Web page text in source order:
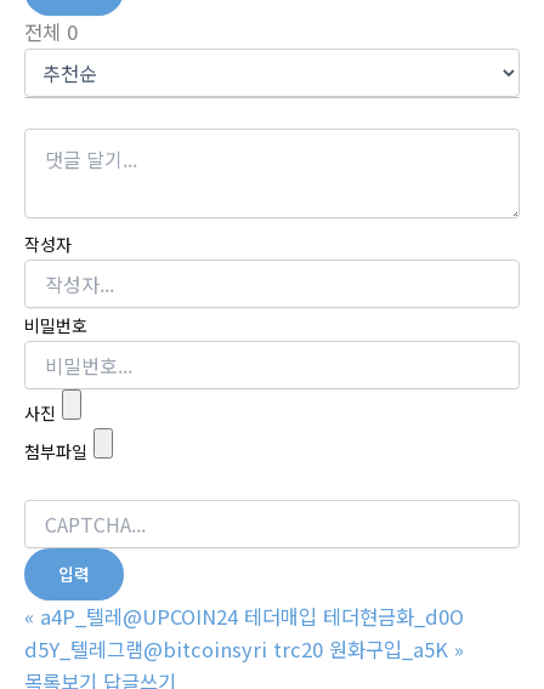
전체 0
작성자
비밀번호
사진
첨부파일
« a4P_텔레@UPCOIN24 테더매입 테더현금화_d0O
d5Y_텔레그램@bitcoinsyri trc20 원화구입_a5K »
목록보기 답글쓰기